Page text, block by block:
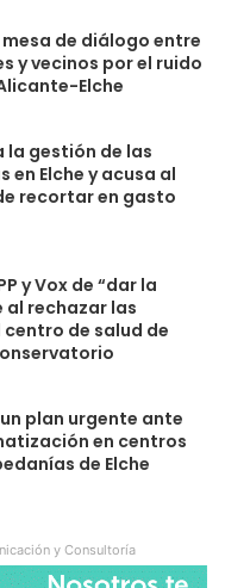
mesa de diálogo entre
y vecinos por el ruido
Elche
la gestión de las
en Elche y acusa al
recortar en gasto
y Vox de “dar la
al rechazar las
de salud de
un plan urgente ante
en centros
de Elche
y Consultoría